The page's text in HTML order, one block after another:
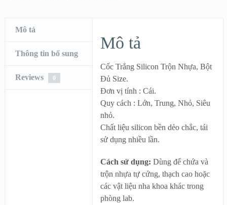
Mô tả
Thông tin bổ sung
Reviews 0
Mô tả
Cốc Trắng Silicon Trộn Nhựa, Bột
Đủ Size.
Đơn vị tính : Cái.
Quy cách : Lớn, Trung, Nhỏ, Siêu
nhỏ.
Chất liệu silicon bền dẻo chắc, tái
sử dụng nhiều lần.
Cách sử dụng: Dùng để chứa và
trộn nhựa tự cứng, thạch cao hoặc
các vật liệu nha khoa khác trong
phòng lab.